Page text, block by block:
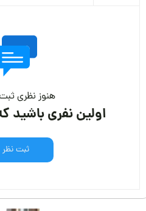
هنوز نظری
اولین نفری باشید
ثبت نظر